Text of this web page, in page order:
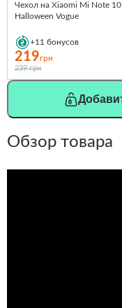
Чехол на Xiaomi Mi Note
Halloween Vogue
+11 бонусов
219грн
239 грн
Обзор товара